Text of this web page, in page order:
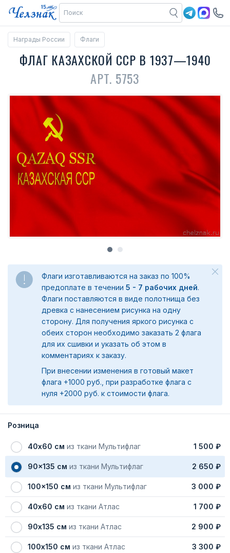
Награды России Флаги
ФЛАГ КАЗАХСКОЙ ССР В 1937—1940
АРТ. 5753
Флаги изготавливаются на заказ по 100%
предоплате в течении 5 - 7 рабочих дней.
Флаги поставляются в виде полотнища без
древка с нанесением рисунка на одну
сторону. Для получения яркого рисунка с
обеих сторон необходимо заказать 2 флага
для их сшивки и указать об этом в
комментариях к заказу.
При внесении изменения в готовый макет
флага +1000 руб., при разработке флага с
нуля +2000 руб. к стоимости флага.
Розница
40х60 см из ткани Мультифлаг 1 500 ₽
90x135 см из ткани Мультифлаг 2 650 ₽
100x150 см из ткани Мультифлаг 3 000 ₽
40х60 см из ткани Атлас 1 700 ₽
90х135 см из ткани Атлас 2 900 ₽
100х150 см из ткани Атлас 3 300 ₽